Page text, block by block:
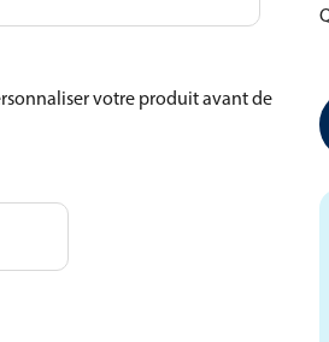
votre produit avant de